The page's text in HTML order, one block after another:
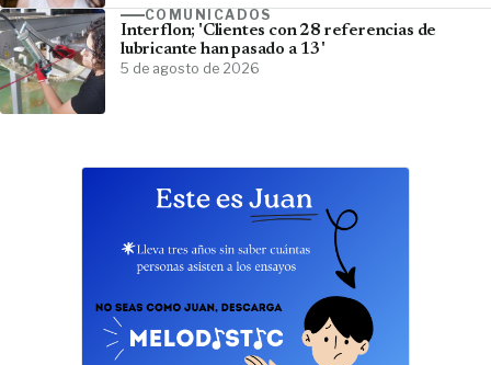
COMUNICADOS
Interflon; 'Clientes con 28 referencias de
lubricante han pasado a 13'
5 de agosto de 2026